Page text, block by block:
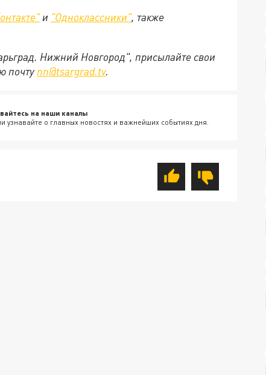
и "Одноклассники", также
Нижний Новгород", присылайте свои
почту nn@tsargrad.tv.
на наши каналы
узнавайте о главных новостях и важнейших событиях дня.